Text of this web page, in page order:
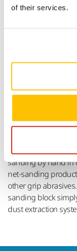
of their services.
This yellow
combination with
sanding block has
material. Thanks
suitable for
Mirka® Hand
sanding by hand in
net-sanding
other grip
sanding block
dust extraction